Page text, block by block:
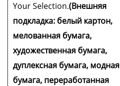
Your Selection.(Внешняя
подкладка: белый картон,
мелованная бумага,
художественная бумага,
дуплексная бумага, модная
бумага, переработанная